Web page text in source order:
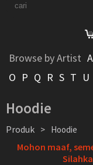
Browse by Artist A
O P Q R S T U
Hoodie
Produk > Hoodie
Mohon maaf,